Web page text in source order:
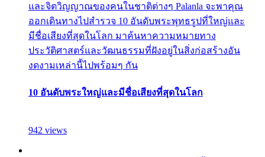
และจิตวิญญาณของคนในชาติต่างๆ Palanla จะพาคุณ
ออกเดินทางไปสำรวจ 10 อันดับพระพุทธรูปที่ใหญ่และ
มีชื่อเสียงที่สุดในโลก มาค้นหาความหมายทาง
ประวัติศาสตร์และวัฒนธรรมที่ฝังอยู่ในสิ่งก่อสร้างอัน
งดงามเหล่านี้ไปพร้อมๆ กัน
10 อันดับพระใหญ่และมีชื่อเสียงที่สุดในโลก
942 views